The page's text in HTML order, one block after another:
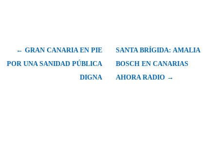
← GRAN CANARIA EN PIE
POR UNA SANIDAD PÚBLICA
DIGNA
SANTA BRÍGIDA: AMALIA
BOSCH EN CANARIAS
AHORA RADIO →